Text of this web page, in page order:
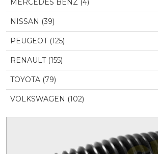
MERCEDES BENZ (4)
NISSAN (39)
PEUGEOT (125)
RENAULT (155)
TOYOTA (79)
VOLKSWAGEN (102)